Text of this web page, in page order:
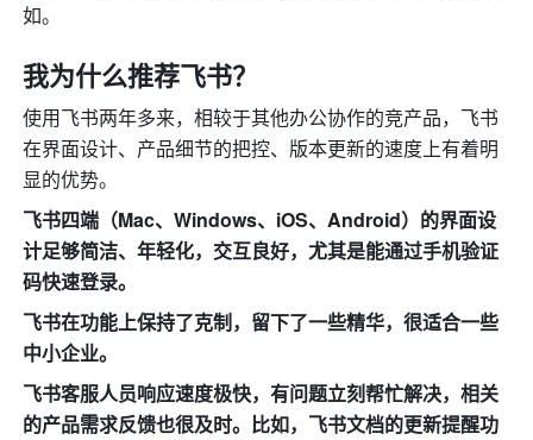
如。
我为什么推荐飞书？
使用飞书两年多来，相较于其他办公协作的竞产品，飞书
在界面设计、产品细节的把控、版本更新的速度上有着明
显的优势。
飞书四端（Mac、Windows、iOS、Android）的界面设
计足够简洁、年轻化，交互良好，尤其是能通过手机验证
码快速登录。
飞书在功能上保持了克制，留下了一些精华，很适合一些
中小企业。
飞书客服人员响应速度极快，有问题立刻帮忙解决，相关
的产品需求反馈也很及时。比如，飞书文档的更新提醒功